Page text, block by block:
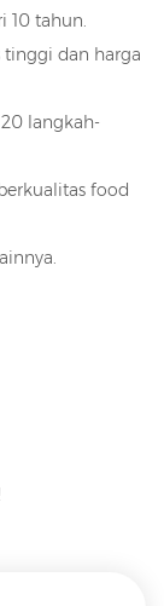
10 tahun.
tinggi dan harga
langkah-
food